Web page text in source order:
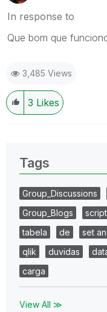
In response to
Que bom que
3,485 Views
3 Likes
Tags
Group_Discussions
Group_Blogs
script
tabela
de set
qlik
duvidas
carga
View All ≫